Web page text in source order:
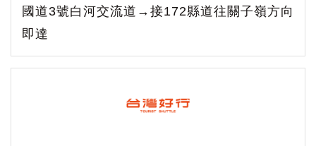
國道3號白河交流道→接172縣道往關子嶺方向
即達